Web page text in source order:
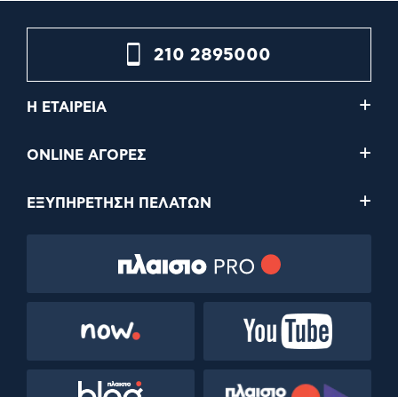
210 2895000
Η ΕΤΑΙΡΕΙΑ
ONLINE ΑΓΟΡΕΣ
ΕΞΥΠΗΡΕΤΗΣΗ ΠΕΛΑΤΩΝ